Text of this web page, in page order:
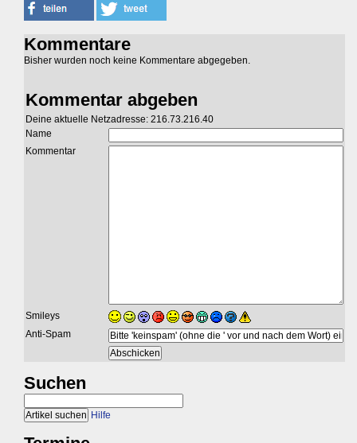
Kommentare
Bisher wurden noch keine Kommentare abgegeben.
Kommentar abgeben
Deine aktuelle Netzadresse: 216.73.216.40
Name
Kommentar
Smileys
Anti-Spam
Suchen
Hilfe